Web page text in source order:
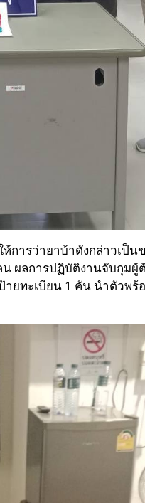
การว่ายาบ้าดังกล่าวเป็
น ผลการปฏิบัติงานจับกุมผู้
ายทะเบียน 1 คัน นำตัวพร้